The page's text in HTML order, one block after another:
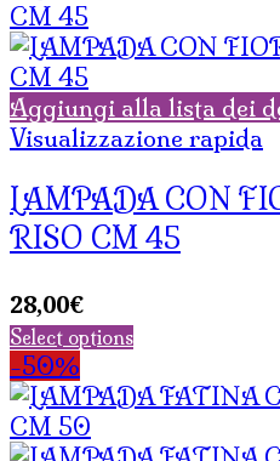
16,00€.8,00€.
Aggiungi alla lista dei
Visualizzazione rapida
LAMPADA CON
RISO CM 45
28,00€
Select options
-50%